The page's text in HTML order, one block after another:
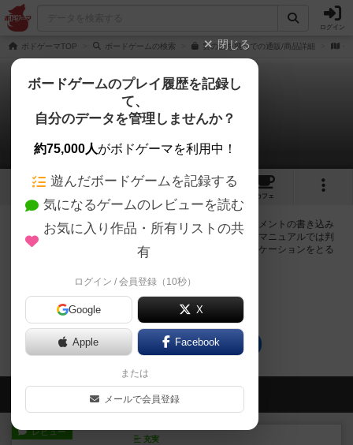
ログイン
ボドゲーマTOP ボードゲームの検索 雲の上を飛んでの通販/商品詳細 作
雲の上を飛んで
0件の掲示板
2
カフェ
ログインすると雲の上を飛んでに関する掲示板の作成やコメントの書き込み
が出来るようになります。ルールの疑問やエラッタ情報、マニュアルでは判
断し辛い曖昧な表記等について会員同士で自由にコミュニケーションをとる
ログイン/無料会員登録
雲の上を飛んでのトップに戻る
会員の新しい投稿
レビュー
充実
閉じる
ボードゲームのプレイ履歴を記録し
て、
自分のデータを管理しませんか？
約75,000人がボドゲーマを利用中！
遊んだボードゲームを記録する
気になるゲームのレビューを読む
お気に入り作品・所有リストの共
有
ログイン / 会員登録（10秒）
Google X
Apple Facebook
または
メールで会員登録